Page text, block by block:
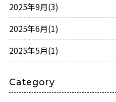
2025年9月(3)
2025年6月(1)
2025年5月(1)
Category